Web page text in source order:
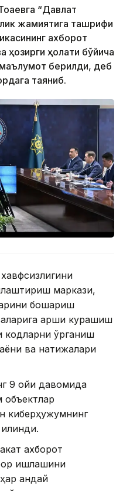
“Давлат
жамиятига ташрифи
ахборот
ҳозирги ҳолати бўйича
берилди, деб
таяниб.
маркази,
бошқариш
қарши курашиш
кодларни ўрганиш
ва натижалари
9 ойи давомида
объектлар
киберҳужумнинг
ахборот
ишлашини
қандай